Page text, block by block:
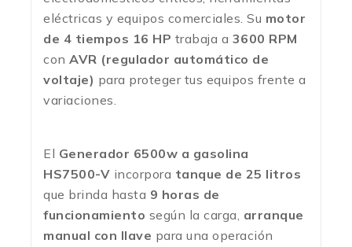
eléctricas y equipos comerciales. Su motor
de 4 tiempos 16 HP trabaja a 3600 RPM
con AVR (regulador automático de
voltaje) para proteger tus equipos frente a
variaciones.
El Generador 6500w a gasolina
HS7500-V incorpora tanque de 25 litros
que brinda hasta 9 horas de
funcionamiento según la carga, arranque
manual con llave para una operación